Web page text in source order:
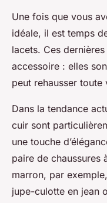
Une fois que vous
idéale, il est temps
lacets. Ces
accessoire : elles
peut rehausser toute
Dans la tendance
cuir sont
une touche
paire de chaussures
marron, par
jupe-culotte en jean